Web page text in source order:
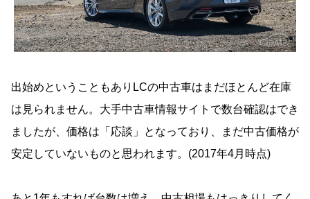
出始めということもありLCの中古車はまだほとんど在庫
は見られません。大手中古車情報サイトで数台確認はでき
ましたが、価格は「応談」となっており、まだ中古価格が
安定していないものと思われます。(2017年4月時点)